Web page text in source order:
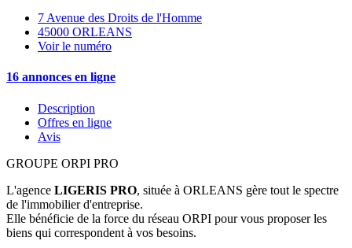
7 Avenue des Droits de l'Homme
45000 ORLEANS
Voir le numéro
16 annonces en ligne
Description
Offres en ligne
Avis
GROUPE ORPI PRO
L'agence LIGERIS PRO, située à ORLEANS gère tout le spectre
de l'immobilier d'entreprise.
Elle bénéficie de la force du réseau ORPI pour vous proposer les
biens qui correspondent à vos besoins.